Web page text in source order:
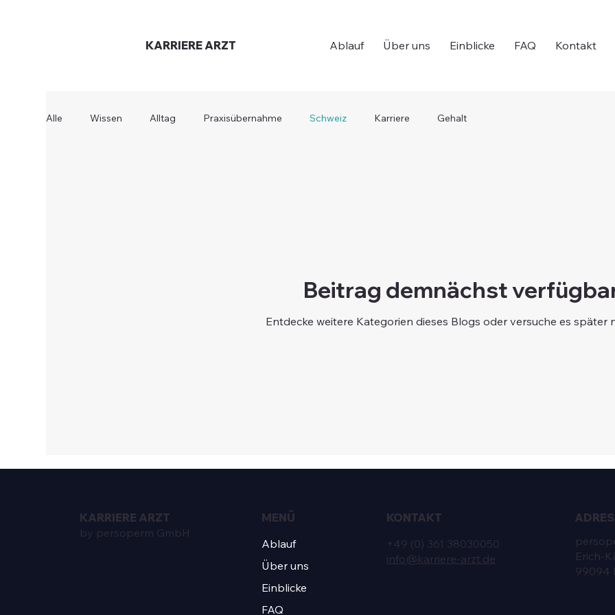
KARRIEREARZT Ablauf Über uns Einblicke FAQ Kontakt
Alle Wissen Alltag Praxisübernahme Schweiz Karriere Gehalt
Beitrag demnächst
Entdecke weitere Kategorien dieses Blogs oder versuche es später
KARRIERE ARZT
by persoperm GmbH
MENÜ
Ablauf
Über uns
Einblicke
FAQ
KONTAKT
+49 (0) 361 38030050
info@karriere-arzt.de
Erich-
99094